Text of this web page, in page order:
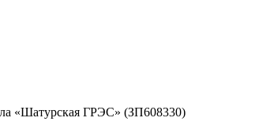
«Шатурская ГРЭС» (ЗП608330)